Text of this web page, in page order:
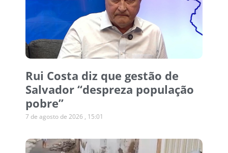
Rui Costa diz que gestão de
Salvador “despreza população
pobre”
7 de agosto de 2026 15:01